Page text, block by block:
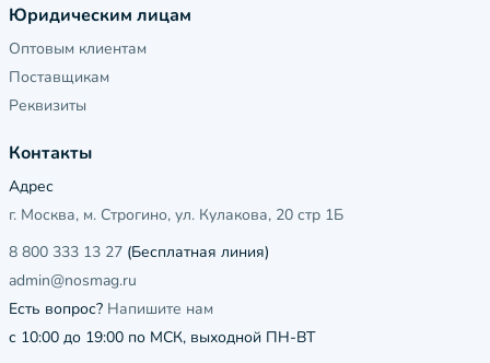
Юридическим лицам
Оптовым клиентам
Поставщикам
Реквизиты
Контакты
Адрес
г. Москва, м. Строгино, ул. Кулакова, 20 стр 1Б
8 800 333 13 27 (Бесплатная линия)
admin@nosmag.ru
Есть вопрос? Напишите нам
с 10:00 до 19:00 по МСК, выходной ПН-ВТ